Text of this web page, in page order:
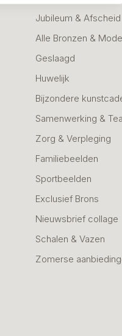
Jubileum & Afscheid
Alle Bronzen &
Geslaagd
Huwelijk
Bijzondere
Samenwerking &
Zorg & Verpleging
Familiebeelden
Sportbeelden
Exclusief Brons
Nieuwsbrief collage
Schalen & Vazen
Zomerse